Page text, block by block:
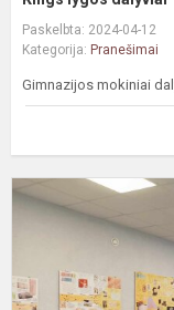
Paskelbta: 2024-04-12
Kategorija: Pranešimai
Gimnazijos mokiniai